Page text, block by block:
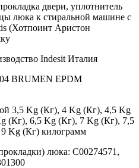
двери, уплотнитель
люка к стиральной машине с
(Хотпоинт Аристон
Indesit Италия
BRUMEN EPDM
3,5 Kg (Кг), 4 Kg (Кг), 4,5 Kg
(Кг), 6,5 Kg (Кг), 7 Kg (Кг), 7,5
Kg (Кг) килограмм
люка: С00274571,